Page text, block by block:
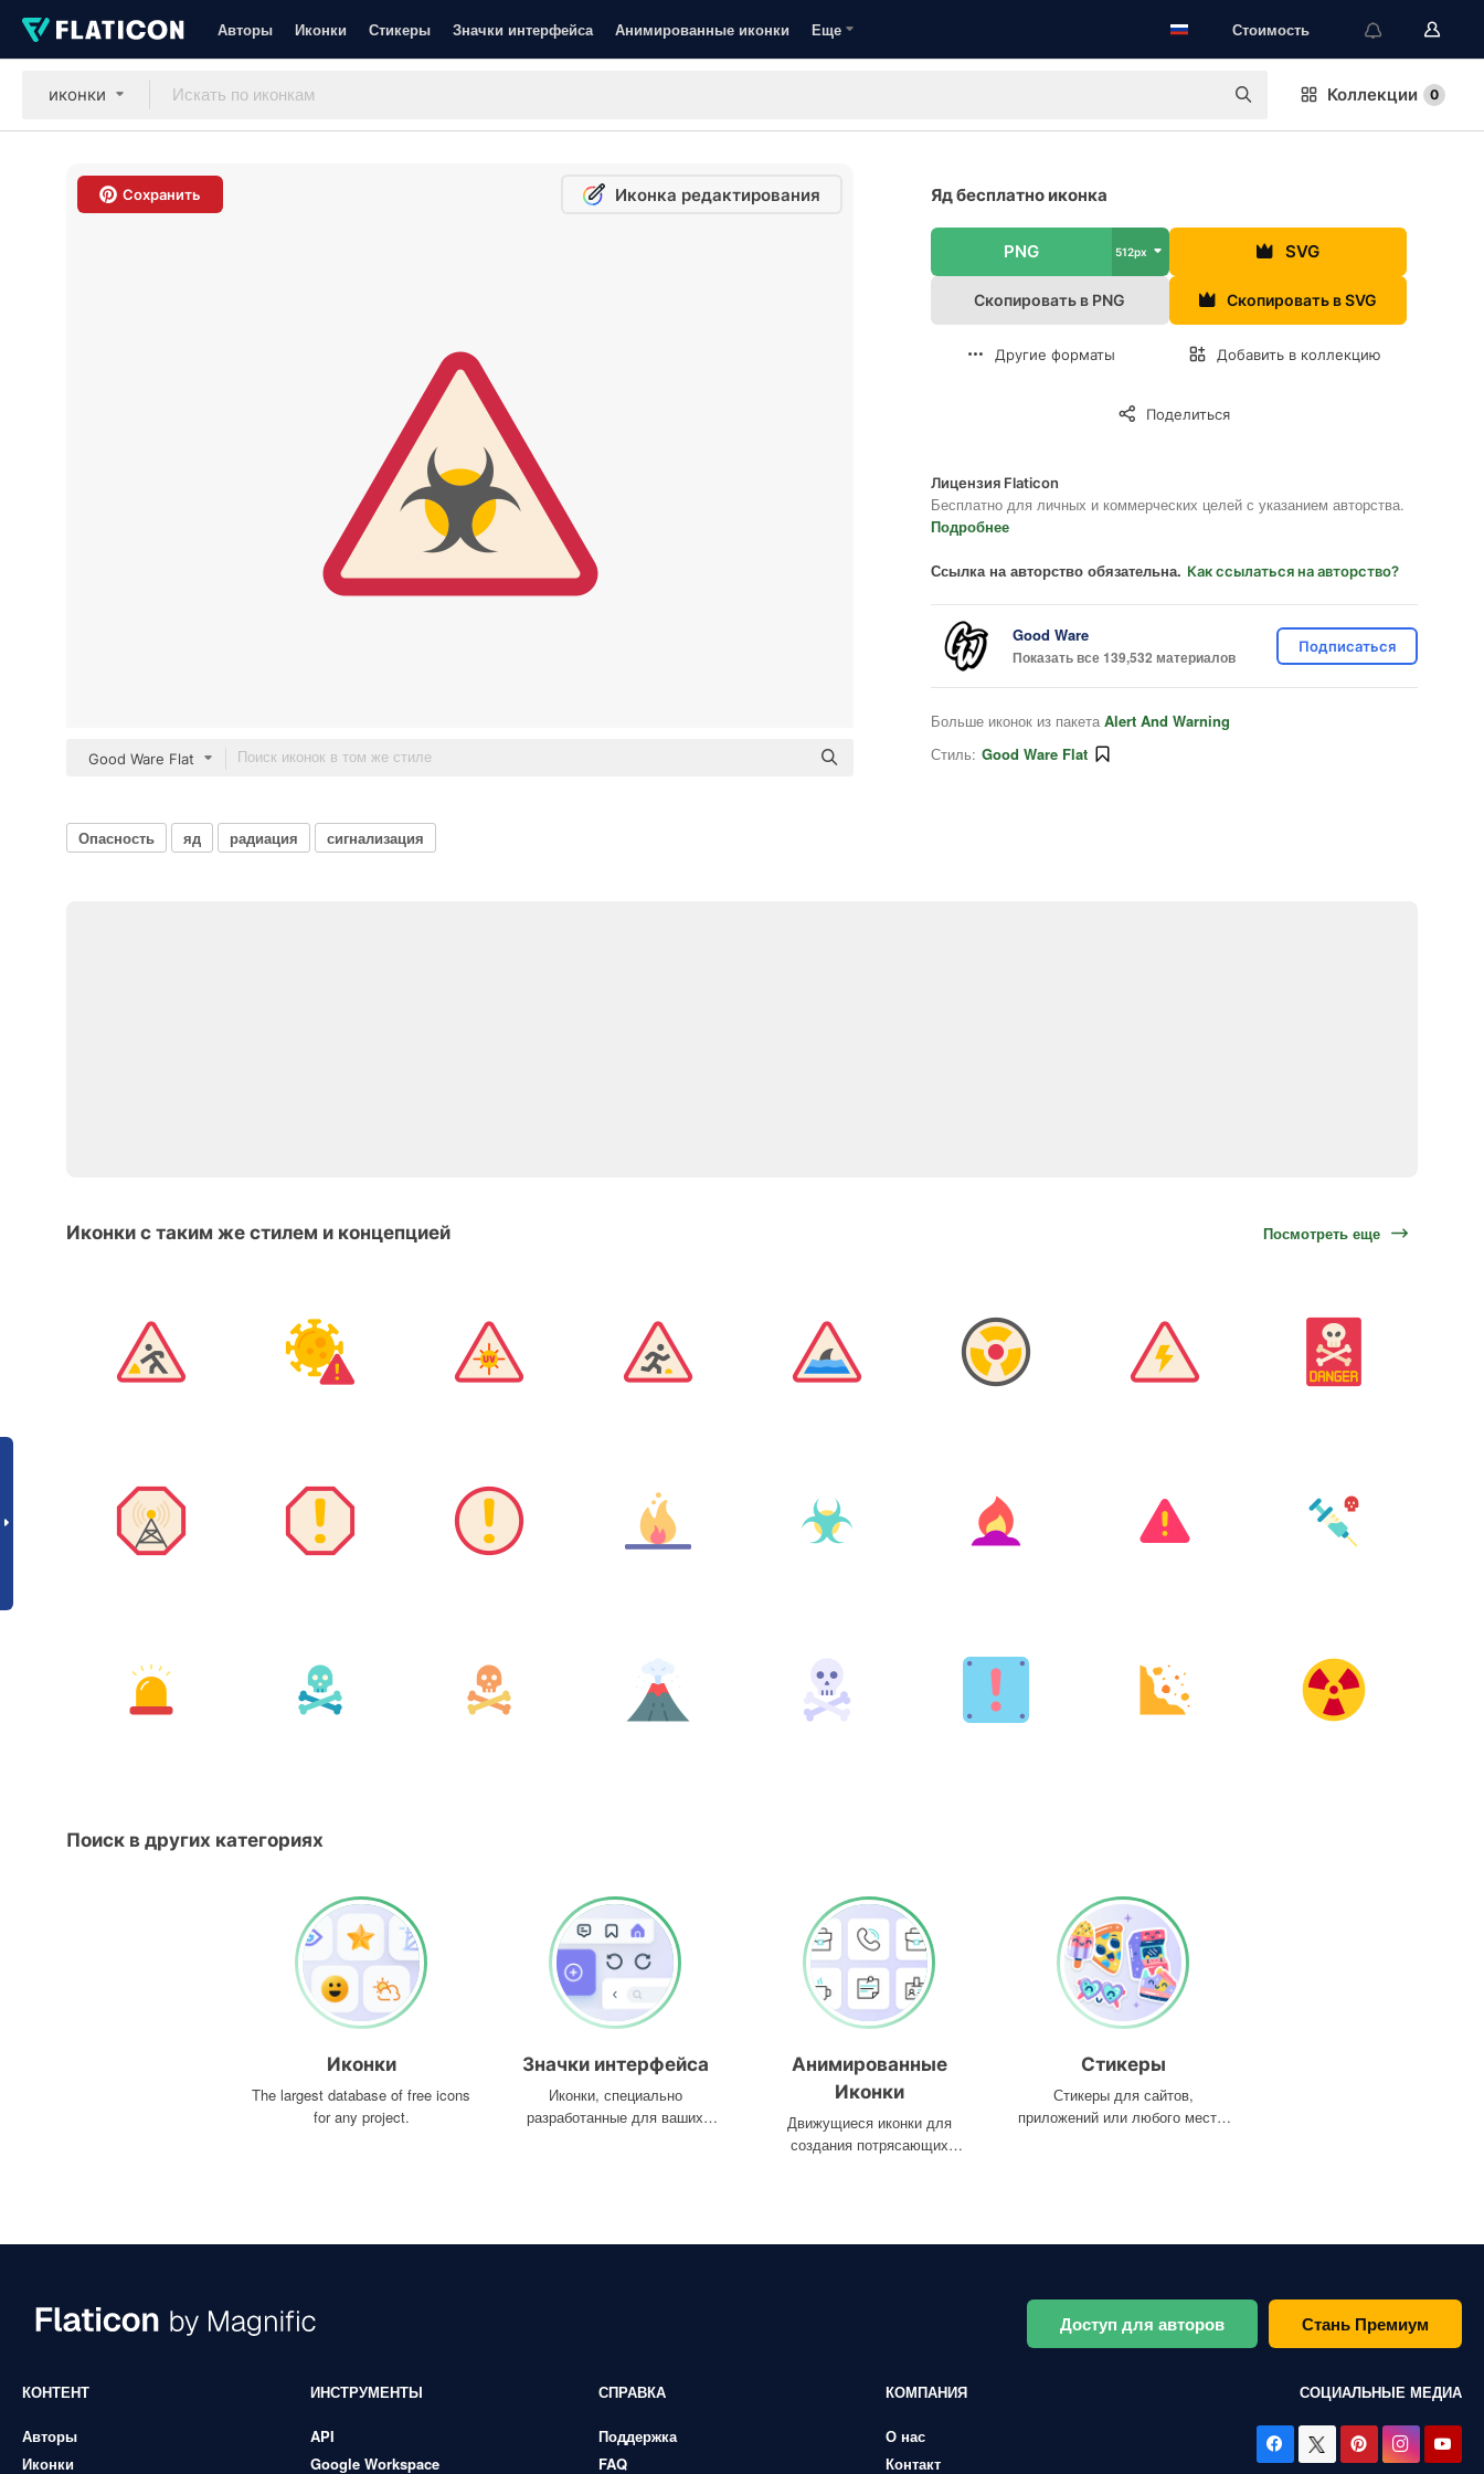
Авторы Иконки Стикеры Значки интерфейса Анимированные иконки Еще Стоимость
иконки Коллекции 0
Сохранить Иконка редактирования
Good Ware Flat
Яд бесплатно иконка
PNG 512px SVG
Скопировать в PNG Скопировать в SVG
Другие форматы Добавить в коллекцию
Поделиться
Лицензия Flaticon
Бесплатно для личных и коммерческих целей с указанием авторства.
Подробнее
Ссылка на авторство обязательна. Как ссылаться на авторство?
Good Ware
Показать все 139,532 материалов
Подписаться
Больше иконок из пакета Alert And Warning
Стиль: Good Ware Flat
Опасность яд радиация сигнализация
Иконки с таким же стилем и концепцией Посмотреть еще
Поиск в других категориях
Иконки
The largest database of free icons
for any project.
Значки интерфейса
Иконки, специально
разработанные для ваших
Анимированные
Иконки
Движущиеся иконки для
создания потрясающих
Стикеры
Стикеры для сайтов,
приложений или любого места,
Доступ для авторов Стань Премиум
КОНТЕНТ
Авторы
Иконки
ИНСТРУМЕНТЫ
API
Google Workspace
СПРАВКА
Поддержка
FAQ
КОМПАНИЯ
О нас
Контакт
СОЦИАЛЬНЫЕ МЕДИА